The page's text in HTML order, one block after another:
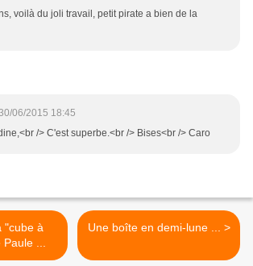
voilà du joli travail, petit pirate a bien de la
06/2015 18:45
/> C'est superbe.<br /> Bises<br /> Caro
...
Une boîte en demi-lune ... >